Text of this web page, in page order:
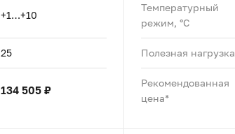
+1…+10
25
134 505 ₽
Температурный
режим, °C
Полезная нагрузка
Рекомендованная
цена*